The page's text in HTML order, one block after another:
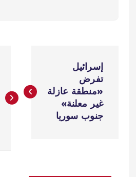
ص
إسرائيل
تفرض
«منطقة عازلة
غير معلنة»
جنوب سوريا